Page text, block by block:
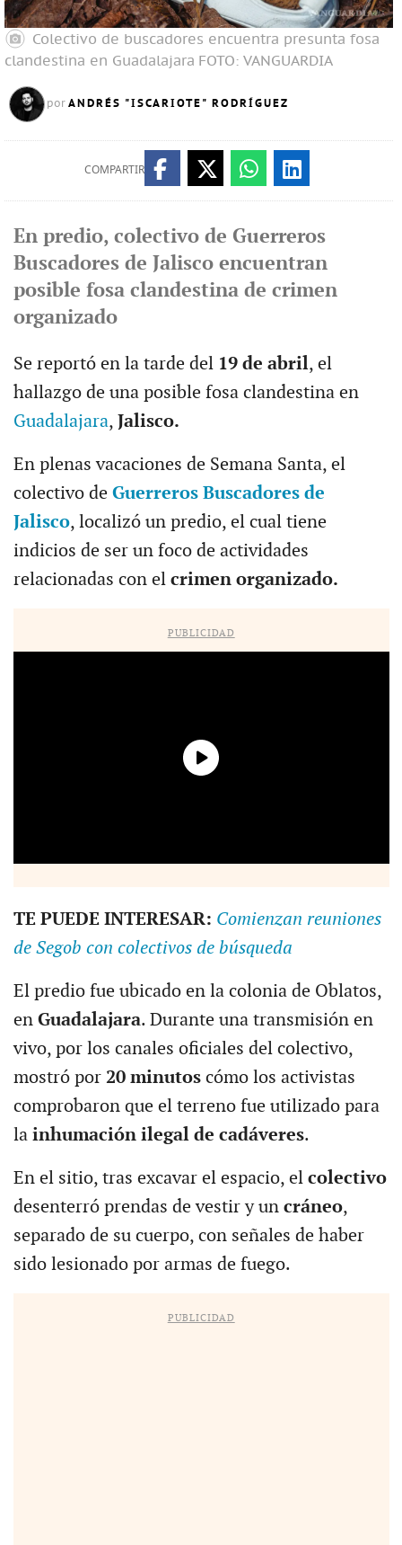
Colectivo de buscadores encuentra presunta fosa
clandestina en Guadalajara FOTO: VANGUARDIA
por ANDRÉS "ISCARIOTE" RODRÍGUEZ
COMPARTIR
En predio, colectivo de Guerreros
Buscadores de Jalisco encuentran
posible fosa clandestina de crimen
organizado
Se reportó en la tarde del 19 de abril, el
hallazgo de una posible fosa clandestina en
Guadalajara, Jalisco.
En plenas vacaciones de Semana Santa, el
colectivo de Guerreros Buscadores de
Jalisco, localizó un predio, el cual tiene
indicios de ser un foco de actividades
relacionadas con el crimen organizado.
PUBLICIDAD
TE PUEDE INTERESAR: Comienzan reuniones
de Segob con colectivos de búsqueda
El predio fue ubicado en la colonia de Oblatos,
enGuadalajara. Durante una transmisión en
vivo, por los canales oficiales del colectivo,
mostró por 20 minutos cómo los activistas
comprobaron que el terreno fue utilizado para
lainhumación ilegal de cadáveres.
En el sitio, tras excavar el espacio, el colectivo
desenterró prendas de vestir y uncráneo,
separado de su cuerpo, con señales de haber
sido lesionado por armas de fuego.
PUBLICIDAD